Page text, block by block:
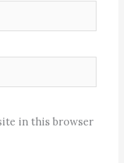
in this browser